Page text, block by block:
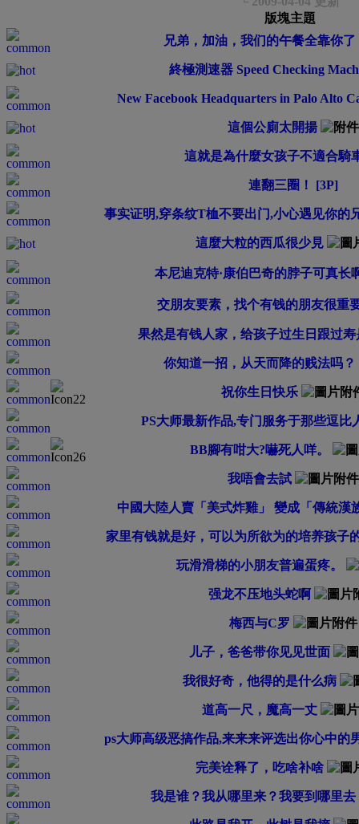
版塊主題
兄弟，加油，我们的午餐全靠你了
終極測速器 Speed Checking
New Facebook Headquarters in Palo Alto
這個公廁太開揚
這就是為什麼女孩子不適合騎
連翻三圈！ [3P]
事实证明,穿条纹T桖不要出门,小心遇见你的
這麼大粒的西瓜很少見
本尼迪克特·康伯巴奇的脖子可真长
交朋友要素，找个有钱的朋友很重
果然是有钱人家，给孩子过生日跟过寿
你知道一招，从天而降的贱法吗？
祝你生日快乐
PS大师最新作品,专门服务于那些逗比
BB腳有咁大?嚇死人咩。
我唔會去試
中國大陸人賣「美式炸雞」 變成「傳統漢
家里有钱就是好，可以为所欲为的培养孩子
玩滑滑梯的小朋友普遍蛋疼。
强龙不压地头蛇啊
梅西与C罗
儿子，爸爸带你见见世面
我很好奇，他得的是什么病
道高一尺，魔高一丈
ps大师高级恶搞作品,来来来评选出你心中的
完美诠释了，吃啥补啥
我是谁？我从哪里来？我要到哪里去